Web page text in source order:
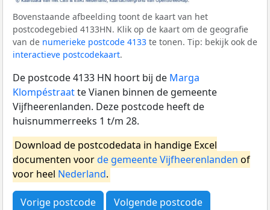
Bovenstaande afbeelding toont de kaart van het
postcodegebied 4133HN. Klik op de kaart om de geografie
van de numerieke postcode 4133 te tonen. Tip: bekijk ook de
interactieve postcodekaart.
De postcode 4133 HN hoort bij de Marga
Klompéstraatte Vianen binnen de gemeente
Vijfheerenlanden. Deze postcode heeft de
huisnummerreeks 1 t/m 28.
Download de postcodedata in handige Excel
documenten voorde gemeente Vijfheerenlanden of
voor heel Nederland.
Vorige postcode Volgende postcode